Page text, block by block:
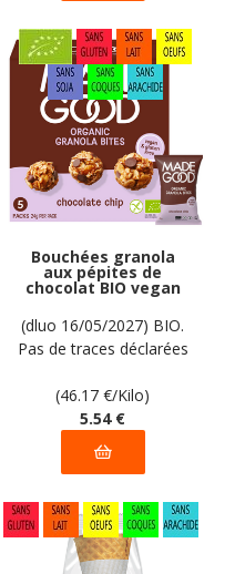
Bouchées granola
aux pépites de
chocolat BIO vegan
sans gluten sans lait
sans oeufs sans
coque sans arachide
MadeGood : 120g
(dluo 16/05/2027) BIO.
Pas de traces déclarées
(46.17 €/Kilo)
5.54 €